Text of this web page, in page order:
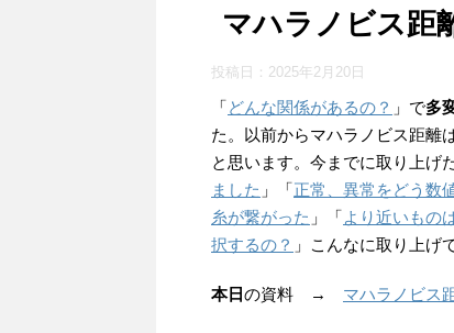
マハラノビス距
投稿日： 2025年2月20日
「どんな関係があるの？ 」で多
た。以前からマハラノビス距離
と思います。今までに取り上げ
ました 」「正常、異常をどう数
糸が繋がった 」「より近いもの
択するの？ 」こんなに取り上げ
本日の資料 → マハラノビス